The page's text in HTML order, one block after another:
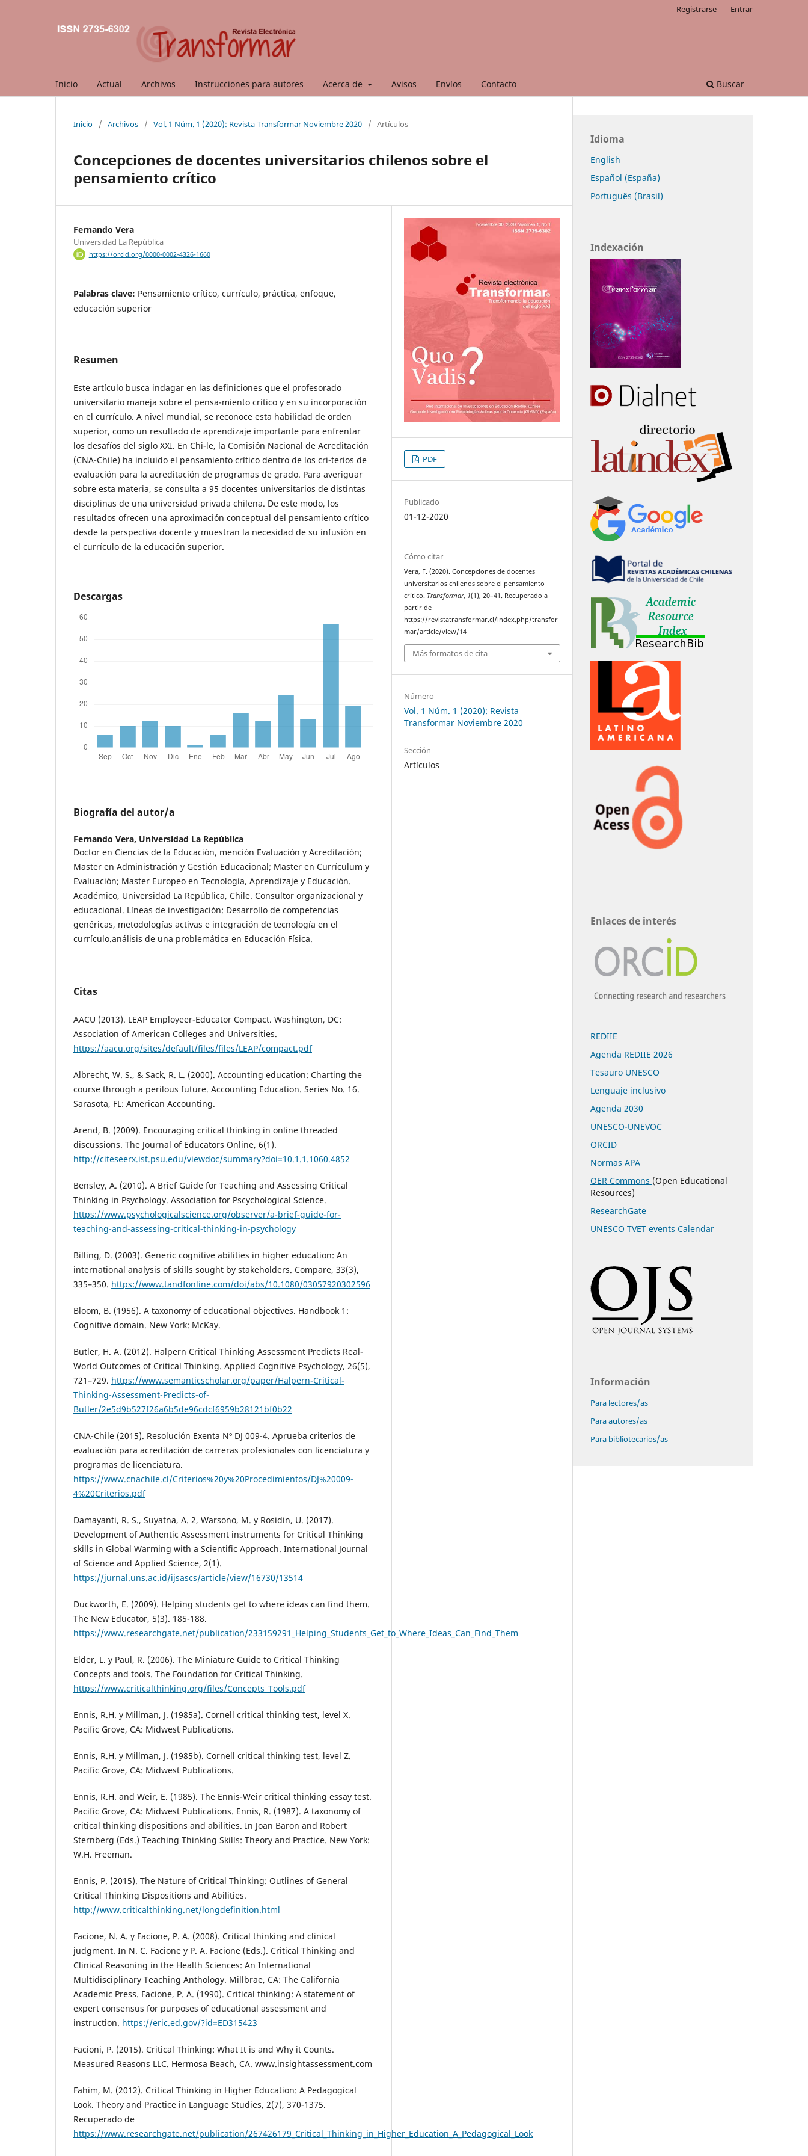
Inicio Actual Archivos Instrucciones para autores Acerca de Avisos Envíos Contacto Buscar
Registrarse Entrar
Inicio / Archivos / Vol. 1 Núm. 1 (2020): Revista Transformar Noviembre 2020 / Artículos
Concepciones de docentes universitarios chilenos sobre el
pensamiento crítico
Fernando Vera
Universidad La República
https://orcid.org/0000-0002-4326-1660
Palabras clave: Pensamiento crítico, currículo, práctica, enfoque,
educación superior
Resumen
Este artículo busca indagar en las definiciones que el profesorado
universitario maneja sobre el pensa-miento crítico y en su incorporación
en el currículo. A nivel mundial, se reconoce esta habilidad de orden
superior, como un resultado de aprendizaje importante para enfrentar
los desafíos del siglo XXI. En Chi-le, la Comisión Nacional de Acreditación
(CNA-Chile) ha incluido el pensamiento crítico dentro de los cri-terios de
evaluación para la acreditación de programas de grado. Para averiguar
sobre esta materia, se consulta a 95 docentes universitarios de distintas
disciplinas de una universidad privada chilena. De este modo, los
resultados ofrecen una aproximación conceptual del pensamiento crítico
desde la perspectiva docente y muestran la necesidad de su infusión en
el currículo de la educación superior.
Descargas
Biografía del autor/a
Fernando Vera, Universidad La República
Doctor en Ciencias de la Educación, mención Evaluación y Acreditación;
Master en Administración y Gestión Educacional; Master en Currículum y
Evaluación; Master Europeo en Tecnología, Aprendizaje y Educación.
Académico, Universidad La República, Chile. Consultor organizacional y
educacional. Líneas de investigación: Desarrollo de competencias
genéricas, metodologías activas e integración de tecnología en el
currículo.análisis de una problemática en Educación Física.
Citas
AACU (2013). LEAP Employeer-Educator Compact. Washington, DC:
Association of American Colleges and Universities.
https://aacu.org/sites/default/files/files/LEAP/compact.pdf
Albrecht, W. S., & Sack, R. L. (2000). Accounting education: Charting the
course through a perilous future. Accounting Education. Series No. 16.
Sarasota, FL: American Accounting.
Arend, B. (2009). Encouraging critical thinking in online threaded
discussions. The Journal of Educators Online, 6(1).
http://citeseerx.ist.psu.edu/viewdoc/summary?doi=10.1.1.1060.4852
Bensley, A. (2010). A Brief Guide for Teaching and Assessing Critical
Thinking in Psychology. Association for Pscychological Science.
https://www.psychologicalscience.org/observer/a-brief-guide-for-
teaching-and-assessing-critical-thinking-in-psychology
Billing, D. (2003). Generic cognitive abilities in higher education: An
international analysis of skills sought by stakeholders. Compare, 33(3),
335–350. https://www.tandfonline.com/doi/abs/10.1080/03057920302596
Bloom, B. (1956). A taxonomy of educational objectives. Handbook 1:
Cognitive domain. New York: McKay.
Butler, H. A. (2012). Halpern Critical Thinking Assessment Predicts Real-
World Outcomes of Critical Thinking. Applied Cognitive Psychology, 26(5),
721–729. https://www.semanticscholar.org/paper/Halpern-Critical-
Thinking-Assessment-Predicts-of-
Butler/2e5d9b527f26a6b5de96cdcf6959b28121bf0b22
CNA-Chile (2015). Resolución Exenta Nº DJ 009-4. Aprueba criterios de
evaluación para acreditación de carreras profesionales con licenciatura y
programas de licenciatura.
https://www.cnachile.cl/Criterios%20y%20Procedimientos/DJ%20009-
4%20Criterios.pdf
Damayanti, R. S., Suyatna, A. 2, Warsono, M. y Rosidin, U. (2017).
Development of Authentic Assessment instruments for Critical Thinking
skills in Global Warming with a Scientific Approach. International Journal
of Science and Applied Science, 2(1).
https://jurnal.uns.ac.id/ijsascs/article/view/16730/13514
Duckworth, E. (2009). Helping students get to where ideas can find them.
The New Educator, 5(3). 185-188.
https://www.researchgate.net/publication/233159291_Helping_Students_Get_to_Where_Ideas_Can_Find_Them
Elder, L. y Paul, R. (2006). The Miniature Guide to Critical Thinking
Concepts and tools. The Foundation for Critical Thinking.
https://www.criticalthinking.org/files/Concepts_Tools.pdf
Ennis, R.H. y Millman, J. (1985a). Cornell critical thinking test, level X.
Pacific Grove, CA: Midwest Publications.
Ennis, R.H. y Millman, J. (1985b). Cornell critical thinking test, level Z.
Pacific Grove, CA: Midwest Publications.
Ennis, R.H. and Weir, E. (1985). The Ennis-Weir critical thinking essay test.
Pacific Grove, CA: Midwest Publications. Ennis, R. (1987). A taxonomy of
critical thinking dispositions and abilities. In Joan Baron and Robert
Sternberg (Eds.) Teaching Thinking Skills: Theory and Practice. New York:
W.H. Freeman.
Ennis, P. (2015). The Nature of Critical Thinking: Outlines of General
Critical Thinking Dispositions and Abilities.
http://www.criticalthinking.net/longdefinition.html
Facione, N. A. y Facione, P. A. (2008). Critical thinking and clinical
judgment. In N. C. Facione y P. A. Facione (Eds.). Critical Thinking and
Clinical Reasoning in the Health Sciences: An International
Multidisciplinary Teaching Anthology. Millbrae, CA: The California
Academic Press. Facione, P. A. (1990). Critical thinking: A statement of
expert consensus for purposes of educational assessment and
instruction. https://eric.ed.gov/?id=ED315423
Facioni, P. (2015). Critical Thinking: What It is and Why it Counts.
Measured Reasons LLC. Hermosa Beach, CA. www.insightassessment.com
Fahim, M. (2012). Critical Thinking in Higher Education: A Pedagogical
Look. Theory and Practice in Language Studies, 2(7), 370-1375.
Recuperado de
https://www.researchgate.net/publication/267426179_Critical_Thinking_in_Higher_Education_A_Pedagogical_Look
PDF
Publicado
01-12-2020
Cómo citar
Vera, F. (2020). Concepciones de docentes
universitarios chilenos sobre el pensamiento
crítico. Transformar, 1(1), 20–41. Recuperado a
partir de
https://revistatransformar.cl/index.php/transfor
mar/article/view/14
Más formatos de cita
Número
Vol. 1 Núm. 1 (2020): Revista
Transformar Noviembre 2020
Sección
Artículos
Idioma
English
Español (España)
Português (Brasil)
Indexación
Enlaces de interés
REDIIE
Agenda REDIIE 2026
Tesauro UNESCO
Lenguaje inclusivo
Agenda 2030
UNESCO-UNEVOC
ORCID
Normas APA
OER Commons (Open Educational
Resources)
ResearchGate
UNESCO TVET events Calendar
Información
Para lectores/as
Para autores/as
Para bibliotecarios/as